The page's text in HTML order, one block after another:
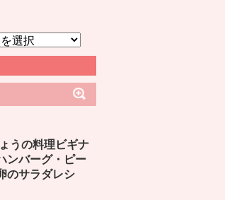
うの料理ビギナ
ンバーグ・ピー
のサラダレシ